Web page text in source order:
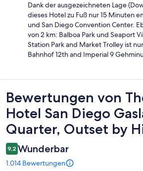
Dank der ausgezeichneten Lage
dieses Hotel zu Fuß nur 15 Minuten
und San Diego Convention Center.
von 2 km: Balboa Park und Seaport
Station Park and Market Trolley ist
Bahnhof 12th and Imperial 9
Bewertungen
Bewertungen von
Hotel San Diego
Quarter, Outset by
9,2 Wunderbar
1.014 Bewertungen